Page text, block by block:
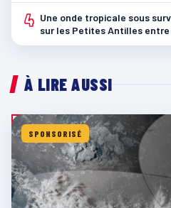
4 Une onde tropicale sous
sur les Petites Antilles entre
À LIRE AUSSI
SPONSORISÉ